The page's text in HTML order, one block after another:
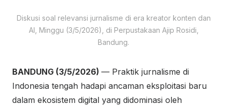
Diskusi soal relevansi jurnalisme di era kreator konten dan
AI, Minggu (3/5/2026), di Perpustakaan Ajip Rosidi,
Bandung.
BANDUNG (3/5/2026) — Praktik jurnalisme di
Indonesia tengah hadapi ancaman eksploitasi baru
dalam ekosistem digital yang didominasi oleh